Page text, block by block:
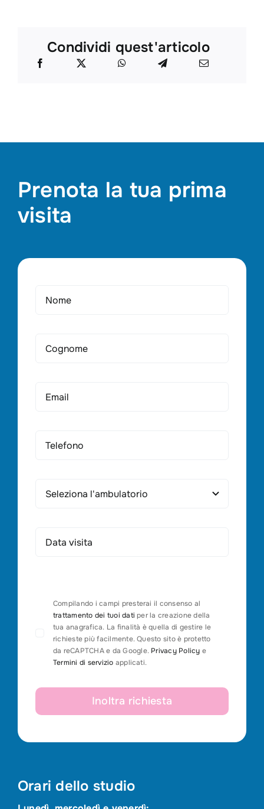
Condividi quest'articolo
Prenota la tua prima
visita
Orari dello studio
Compilando i campi presterai il consenso al
trattamento dei tuoi dati per la creazione della
tua anagrafica. La finalità è quella di gestire le
richieste più facilmente. Questo sito è protetto
da reCAPTCHA e da Google. Privacy Policy e
Termini di servizio applicati.
Inoltra richiesta